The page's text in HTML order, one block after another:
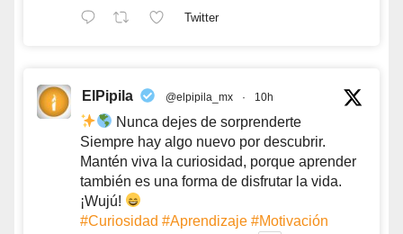
Twitter
ElPipila @elpipila_mx · 10h
Nunca dejes de sorprenderte
Siempre hay algo nuevo por descubrir.
Mantén viva la curiosidad, porque aprender
también es una forma de disfrutar la vida.
¡Wujú!
#Curiosidad #Aprendizaje #Motivación